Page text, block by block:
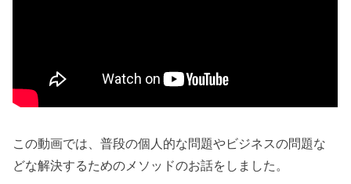
この動画では、普段の個人的な問題やビジネスの問題な
どな解決するためのメソッドのお話をしました。